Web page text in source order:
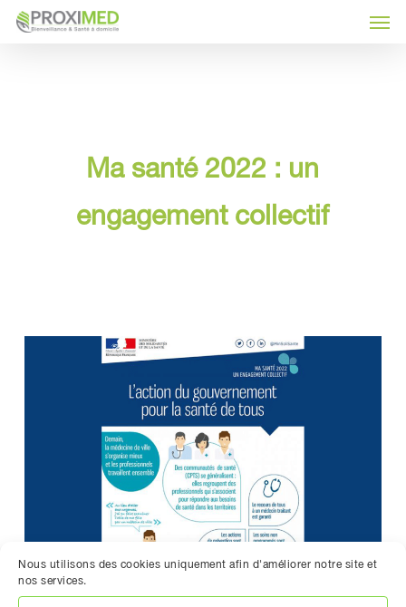
Nous utilisons des cookies uniquement afin d'améliorer notre site et
nos services.
Skip
Ma santé 2022 : un
engagement collectif